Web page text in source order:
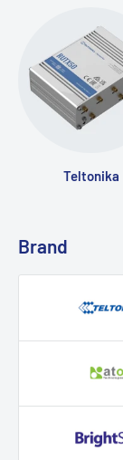
Teltonika
Brand